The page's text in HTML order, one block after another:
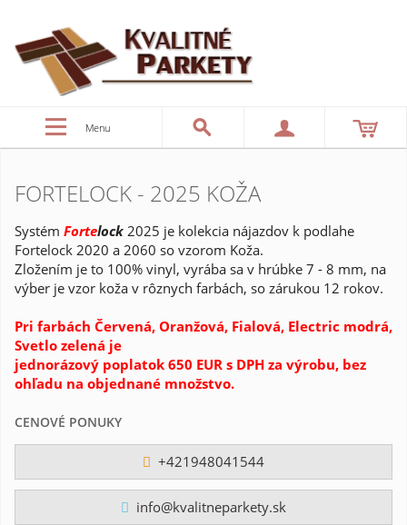
Menu
FORTELOCK - 2025 KOŽA
Systém Fortelock 2025 je kolekcia nájazdov k podlahe
Fortelock 2020 a 2060 so vzorom Koža.
Zložením je to 100% vinyl, vyrába sa v hrúbke 7 - 8 mm, na
výber je vzor koža v rôznych farbách, so zárukou 12 rokov.
Pri farbách Červená, Oranžová, Fialová, Electric modrá,
Svetlo zelená je
jednorázový poplatok 650 EUR s DPH za výrobu, bez
ohľadu na objednané množstvo.
CENOVÉ PONUKY
+421948041544
info@kvalitneparkety.sk